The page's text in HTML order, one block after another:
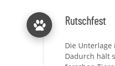
Rutschfest
Die
Dadurch hält